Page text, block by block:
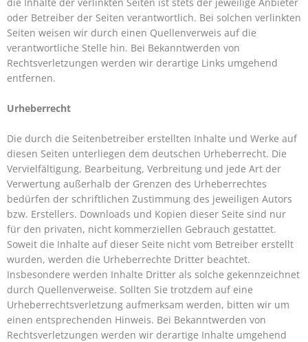
oder Betreiber der Seiten verantwortlich. Bei solchen verlinkten
Seiten weisen wir durch einen Quellenverweis auf die
verantwortliche Stelle hin. Bei Bekanntwerden von
Rechtsverletzungen werden wir derartige Links umgehend
entfernen.
Urheberrecht
Die durch die Seitenbetreiber erstellten Inhalte und Werke auf
diesen Seiten unterliegen dem deutschen Urheberrecht. Die
Vervielfältigung, Bearbeitung, Verbreitung und jede Art der
Verwertung außerhalb der Grenzen des Urheberrechtes
bedürfen der schriftlichen Zustimmung des jeweiligen Autors
bzw. Erstellers. Downloads und Kopien dieser Seite sind nur
für den privaten, nicht kommerziellen Gebrauch gestattet.
Soweit die Inhalte auf dieser Seite nicht vom Betreiber erstellt
wurden, werden die Urheberrechte Dritter beachtet.
Insbesondere werden Inhalte Dritter als solche gekennzeichnet
durch Quellenverweise. Sollten Sie trotzdem auf eine
Urheberrechtsverletzung aufmerksam werden, bitten wir um
einen entsprechenden Hinweis. Bei Bekanntwerden von
Rechtsverletzungen werden wir derartige Inhalte umgehend